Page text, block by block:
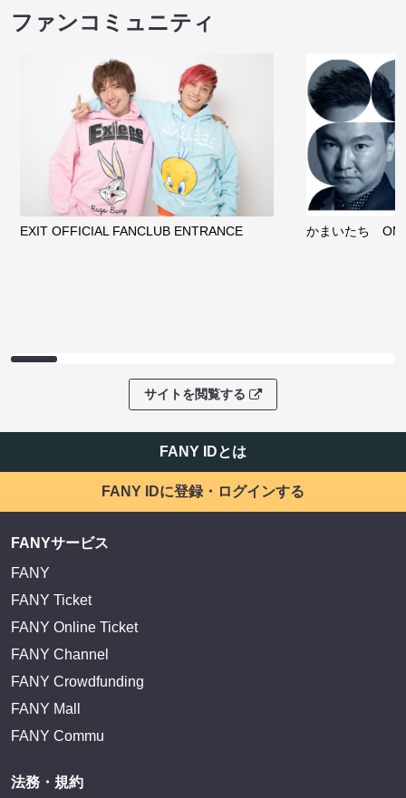
ファンコミュニティ
EXIT OFFICIAL FANCLUB ENTRANCE かまいたち
サイトを閲覧する
FANY IDとは
FANY IDに登録・ログインする
FANYサービス
FANY
FANY Ticket
FANY Online Ticket
FANY Channel
FANY Crowdfunding
FANY Mall
FANY Commu
法務・規約